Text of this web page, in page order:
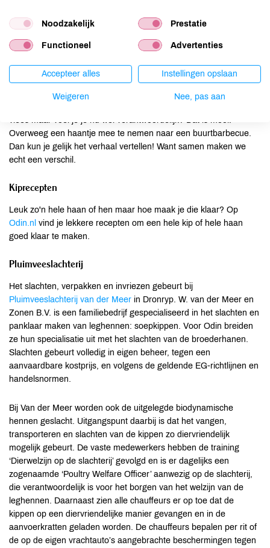
kies ook af en toe voor een
haantje op het menu"
Samen maken we het verschil
Overweeg een haantje mee te nemen naar een buurtbarbecue.
Dan kun je gelijk het verhaal vertellen! Want samen maken we
echt een verschil.
Kiprecepten
Leuk zo'n hele haan of hen maar hoe maak je die klaar? Op
Odin.nl vind je lekkere recepten om een hele kip of hele haan
goed klaar te maken.
Pluimveeslachterij
Het slachten, verpakken en invriezen gebeurt bij
Pluimveeslachterij van der Meer in Dronryp. W. van der Meer en
Zonen B.V. is een familiebedrijf gespecialiseerd in het slachten en
panklaar maken van leghennen: soepkippen. Voor Odin breiden
ze hun specialisatie uit met het slachten van de broederhanen.
Slachten gebeurt volledig in eigen beheer, tegen een
aanvaardbare kostprijs, en volgens de geldende EG-richtlijnen en
handelsnormen.
Bij Van der Meer worden ook de uitgelegde biodynamische
hennen geslacht. Uitgangspunt daarbij is dat het vangen,
transporteren en slachten van de kippen zo diervriendelijk
mogelijk gebeurt. De vaste medewerkers hebben de training
‘Dierwelzijn op de slachterij’ gevolgd en is er dagelijks een
zogenaamde ‘Poultry Welfare Officer’ aanwezig op de slachterij,
die verantwoordelijk is voor het borgen van het welzijn van de
leghennen. Daarnaast zien alle chauffeurs er op toe dat de
kippen op een diervriendelijke manier gevangen en in de
aanvoerkratten geladen worden. De chauffeurs bepalen per rit of
de op de eigen vrachtauto’s aangebrachte beschermingen tegen
Noodzakelijk Prestatie
Functioneel Advertenties
Accepteer alles Instellingen opslaan
Weigeren Nee, pas aan